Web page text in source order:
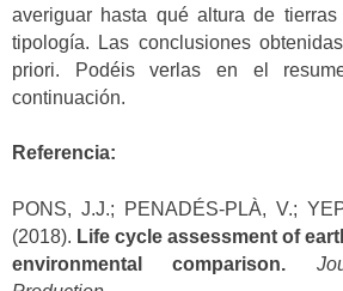
averiguar hasta qué altura de
tipología. Las conclusiones
priori. Podéis verlas en el
continuación.
Referencia:
PONS, J.J.; PENADÉS-PLÀ, V.;
(2018). Life cycle assessment of
environmental comparison.